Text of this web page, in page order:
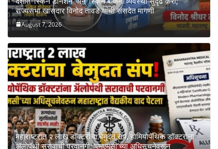
राज्यसभा खासदार विनोद तावडे यांची संसदेत मागणी
August 7, 2026
महाराष्ट्रात २ लाख डॉक्टरांचा बेमुदत संप, होमियोपॅथिक डॉक्टरांना
ॲलोपॅथी सरावाची परवानगी; ‘एमएमसी’च्या अधिसूचनेवरून